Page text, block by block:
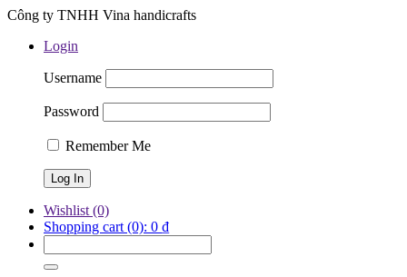
Công ty TNHH Vina handicrafts
Login
Username
Password
Remember Me
Wishlist (0)
Shopping cart (0): 0 ₫